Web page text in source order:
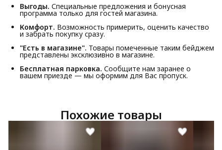
Выгоды. Специальные предложения и бонусная
программа только для гостей магазина.
Комфорт. Возможность примерить, оценить качество
и забрать покупку сразу.
"Есть в магазине". Товары помеченные таким бейджем
представлены эксклюзивно в магазине.
Бесплатная парковка. Сообщите нам заранее о
вашем приезде — мы оформим для Вас пропуск.
Похожие товары